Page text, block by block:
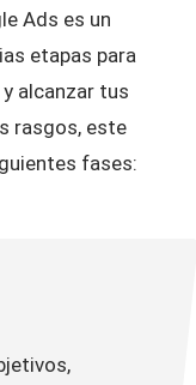
Ads es un
etapas para
alcanzar tus
rasgos, este
fases: